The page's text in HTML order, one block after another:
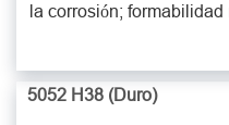
la corrosión; formabilidad
5052 H38 (Duro)